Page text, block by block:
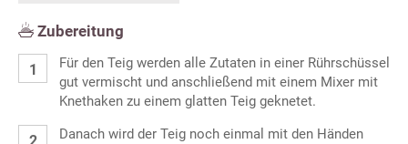
Zubereitung
Für den Teig werden alle Zutaten in einer Rührschüssel
gut vermischt und anschließend mit einem Mixer mit
Knethaken zu einem glatten Teig geknetet.
Danach wird der Teig noch einmal mit den Händen